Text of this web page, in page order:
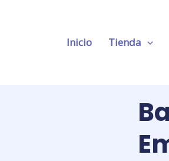
Inicio Tienda